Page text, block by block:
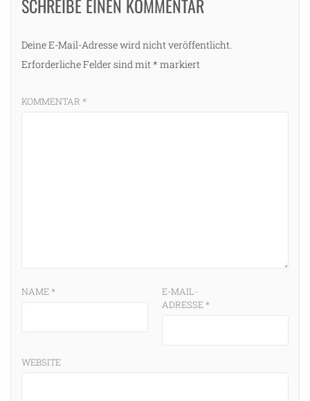
SCHREIBE EINEN KOMMENTAR
Deine E-Mail-Adresse wird nicht veröffentlicht.
Erforderliche Felder sind mit* markiert
KOMMENTAR *
NAME*
E-MAIL-
ADRESSE*
WEBSITE